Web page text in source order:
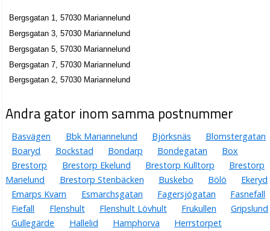
Bergsgatan 1, 57030 Mariannelund
Bergsgatan 3, 57030 Mariannelund
Bergsgatan 5, 57030 Mariannelund
Bergsgatan 7, 57030 Mariannelund
Bergsgatan 2, 57030 Mariannelund
Andra gator inom samma postnummer
Basvägen Bbk Mariannelund Björksnäs
Blomstergatan
Boaryd
Bockstad Bondarp Bondegatan
Box
Brestorp
Brestorp Ekelund Brestorp Kulltorp
Brestorp
Marielund
Brestorp Stenbäcken Buskebo Bölö
Ekeryd
Emarps Kvarn
Esmarchsgatan Fagersjögatan
Fasnefall
Fiefall
Flenshult Flenshult Lövhult Frukullen
Gripslund
Gullegärde
Hallelid Hamphorva
Herrstorpet